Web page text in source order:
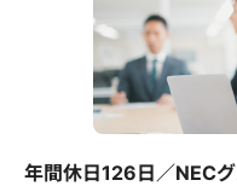
年間休日126日／NEC